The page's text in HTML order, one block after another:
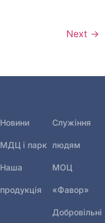
Next →
Новини
МДЦ і парк
Наша
продукція
Служіння
людям
МОЦ
«Фавор»
Добровільні